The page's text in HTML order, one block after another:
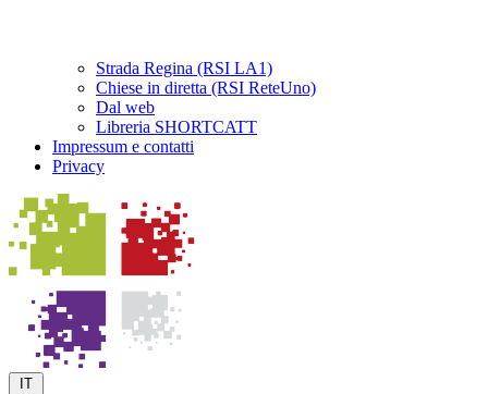
Strada Regina (RSI LA1)
Chiese in diretta (RSI ReteUno)
Dal web
Libreria SHORTCATT
Impressum e contatti
Privacy
IT